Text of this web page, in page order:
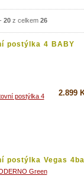
- 20 z celkem 26
postýlka 4 BABY
2.899
postýlka Vegas